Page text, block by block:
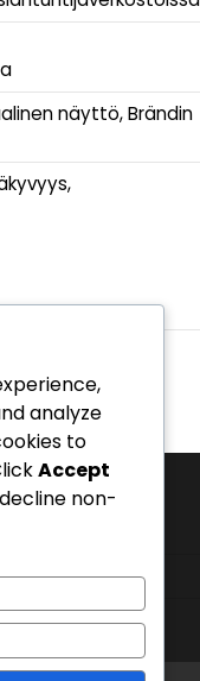
näyttö, Brändin
analyze
to
Accept
non-